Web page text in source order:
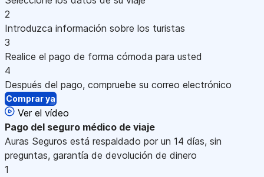
2
Introduzca información sobre los turistas
3
Realice el pago de forma cómoda para usted
4
Después del pago, compruebe su correo electrónico
Comprar ya
Ver el vídeo
Pago del seguro médico de viaje
Auras Seguros está respaldado por un 14 días, sin
preguntas, garantía de devolución de dinero
1